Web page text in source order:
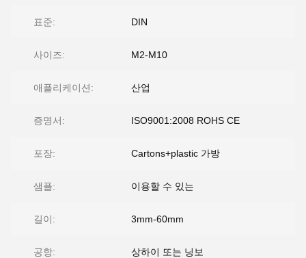
표준: DIN
사이즈: M2-M10
애플리케이션: 산업
증명서: ISO9001:2008 ROHS CE
포장: Cartons+plastic 가방
샘플: 이용할 수 있는
길이: 3mm-60mm
공항: 상하이 또는 닝보